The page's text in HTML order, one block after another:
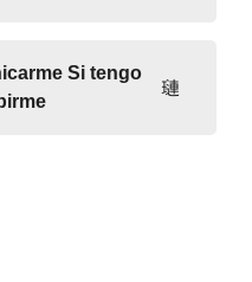
Si tengo